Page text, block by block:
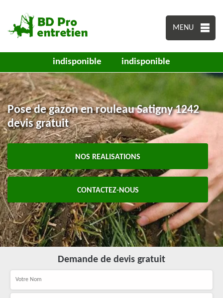
MENU
indisponible indisponible
Pose de gazon en rouleau Satigny 1242
devis gratuit
NOS REALISATIONS
CONTACTEZ-NOUS
Demande de devis gratuit